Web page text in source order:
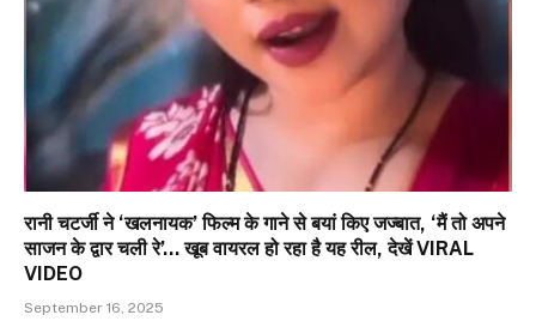
रानी चटर्जी ने ‘खलनायक’ फिल्म के गाने से बयां किए जज्बात, ‘मैं तो अपने
साजन के द्वार चली रे’… खूब वायरल हो रहा है यह रील, देखें VIRAL
VIDEO
September 16, 2025